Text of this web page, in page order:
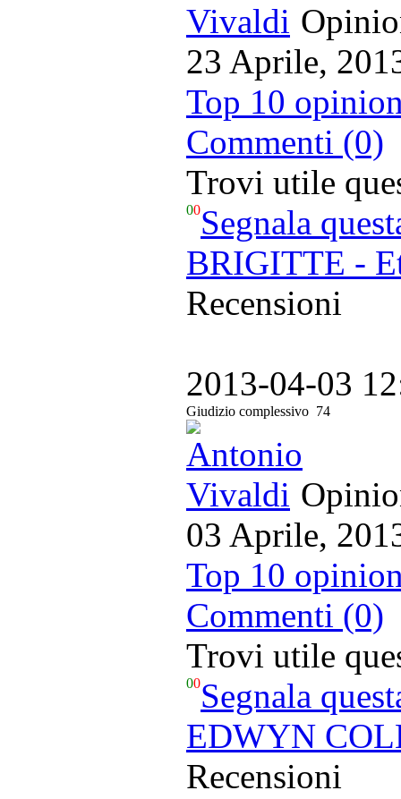
23 Aprile,
Top 10
Commenti (0)
Trovi utile
00Segnala
BRIGITTE -
Recensioni
2013-04-03
Giudizio complessivo 74
03 Aprile,
Top 10
Commenti (0)
Trovi utile
00Segnala
EDWYN
Recensioni